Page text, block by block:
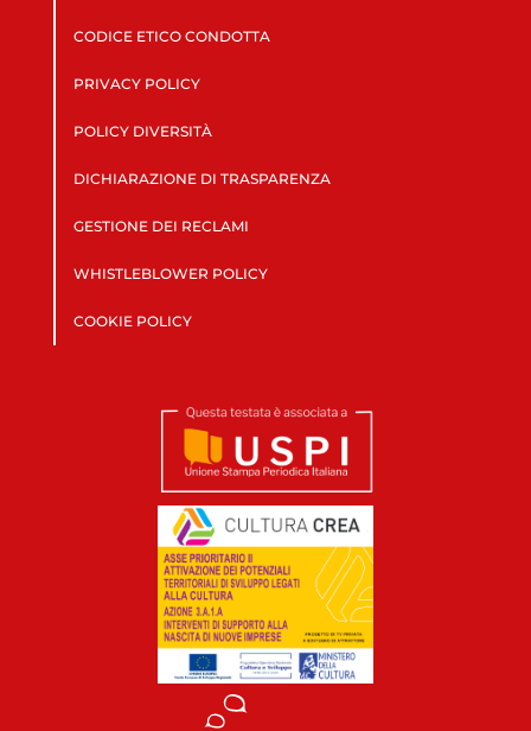
CODICE ETICO CONDOTTA
PRIVACY POLICY
POLICY DIVERSITÀ
DICHIARAZIONE DI TRASPARENZA
GESTIONE DEI RECLAMI
WHISTLEBLOWER POLICY
COOKIE POLICY